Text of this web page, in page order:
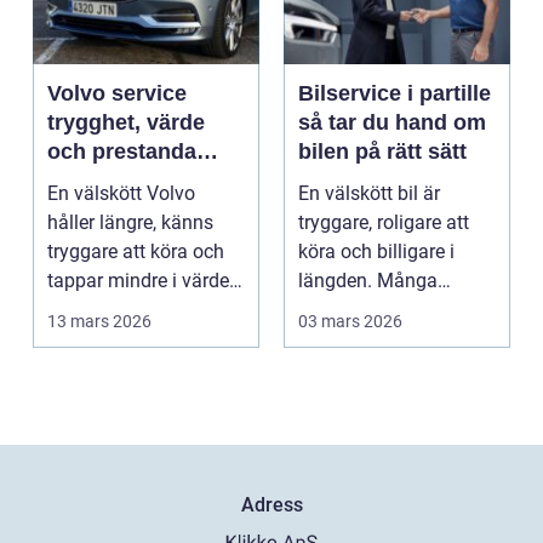
Volvo service
trygghet, värde
och prestanda
över tid
En välskött Volvo
håller längre, känns
tryggare att köra och
tappar mindre i värde.
Många bilägare v...
13 mars 2026
Bilservice i partille
så tar du hand om
bilen på rätt sätt
En välskött bil är
tryggare, roligare att
köra och billigare i
längden. Många
väntar ändå för länge
03 mars 2026
Adress